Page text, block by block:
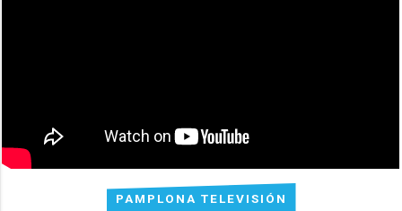
PAMPLONA TELEVISIÓN